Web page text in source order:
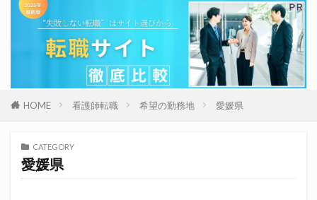
HOME 看護師転職 希望の勤務地 愛媛県
CATEGORY
愛媛県